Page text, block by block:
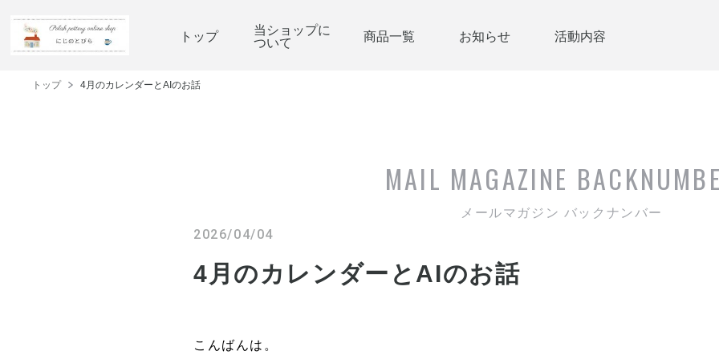
トップ 当ショップに
ついて 商品一覧 お知らせ 活動内容
トップ 4月のカレンダーとAIのお話
MAIL MAGAZINE
メールマガジン バックナンバー
2026/04/04
4月のカレンダーとAIのお話
こんばんは。